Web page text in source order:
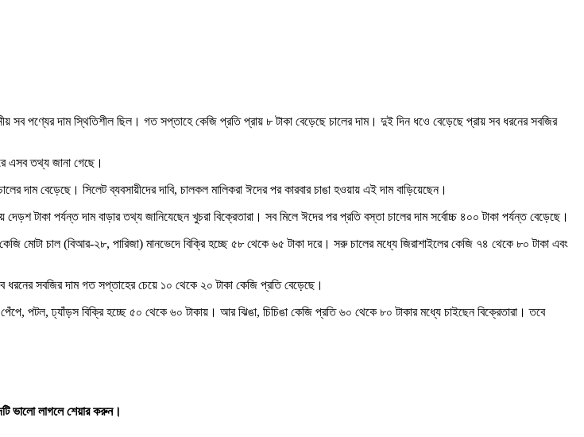
সব পণ্যের দাম স্থিতিশীল ছিল। গত সপ্তাহে কেজি প্রতি প্রায় ৮ টাকা বেড়েছে চালের দাম। দুই দিন ধওে বেড়েছে প্রায় সব ধরনের সবজির
এসব তথ্য জানা গেছে।
দাম বেড়েছে। সিলেট ব্যবসায়ীদের দাবি, চালকল মালিকরা ঈদের পর কারবার চাঙা হওয়ায় এই দাম বাড়িয়েছেন।
টাকা পর্যন্ত দাম বাড়ার তথ্য জানিযেছেন খুচরা বিক্রেতারা। সব মিলে ঈদের পর প্রতি বস্তা চালের দাম সর্বোচ্চ ৪০০ টাকা পর্যন্ত বেড়েছে।
মোটা চাল (বিআর-২৮, পারিজা) মানভেদে বিক্রি হচ্ছে ৫৮ থেকে ৬৫ টাকা দরে। সরু চালের মধ্যে জিরাশাইলের কেজি ৭৪ থেকে ৮০ টাকা এবং
ধরনের সবজির দাম গত সপ্তাহের চেয়ে ১০ থেকে ২০ টাকা কেজি প্রতি বেড়েছে।
পটল, ঢ্যাঁড়স বিক্রি হচ্ছে ৫০ থেকে ৬০ টাকায়। আর ঝিঙা, চিচিঙা কেজি প্রতি ৬০ থেকে ৮০ টাকার মধ্যে চাইছেন বিক্রেতারা। তবে
ভালো লাগলে শেয়ার করুন।